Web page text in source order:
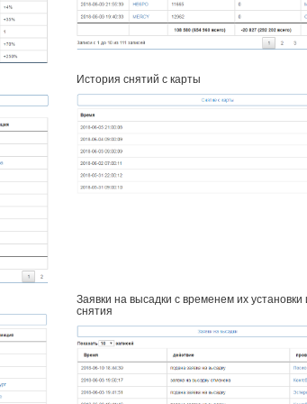
История снятий с карты
Заявки на высадки с временем их установки
снятия